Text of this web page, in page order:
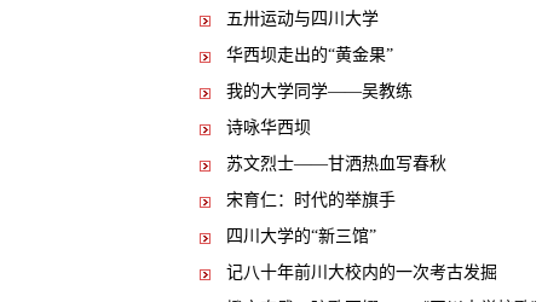
五卅运动与四川大学
华西坝走出的“黄金果”
我的大学同学——吴教练
诗咏华西坝
苏文烈士——甘洒热血写春秋
宋育仁：时代的举旗手
四川大学的“新三馆”
记八十年前川大校内的一次考古发掘